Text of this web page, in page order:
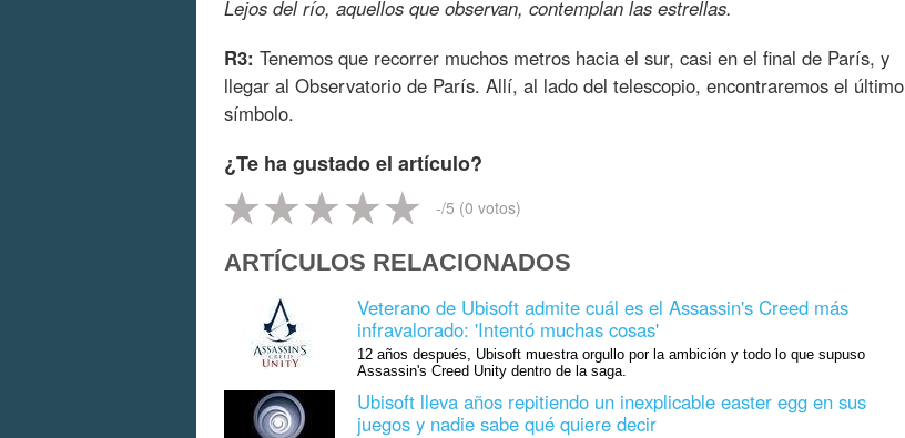
Lejos del río, aquellos que observan, contemplan las estrellas.
R3: Tenemos que recorrer muchos metros hacia el sur, casi en el final de París, y
llegar al Observatorio de París. Allí, al lado del telescopio, encontraremos el último
símbolo.
¿Te ha gustado el artículo?
-/5 (0 votos)
ARTÍCULOS RELACIONADOS
Veterano de Ubisoft admite cuál es el Assassin's Creed más
infravalorado: 'Intentó muchas cosas'
12 años después, Ubisoft muestra orgullo por la ambición y todo lo que supuso
Assassin's Creed Unity dentro de la saga.
Ubisoft lleva años repitiendo un inexplicable easter egg en sus
juegos y nadie sabe qué quiere decir